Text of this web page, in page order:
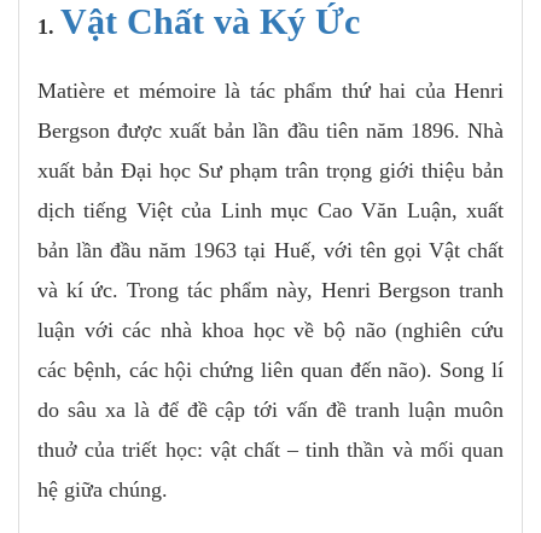
1. Vật Chất và Ký Ức
Matière et mémoire là tác phẩm thứ hai của Henri
Bergson được xuất bản lần đầu tiên năm 1896. Nhà
xuất bản Đại học Sư phạm trân trọng giới thiệu bản
dịch tiếng Việt của Linh mục Cao Văn Luận, xuất
bản lần đầu năm 1963 tại Huế, với tên gọi Vật chất
và kí ức. Trong tác phẩm này, Henri Bergson tranh
luận với các nhà khoa học về bộ não (nghiên cứu
các bệnh, các hội chứng liên quan đến não). Song lí
do sâu xa là để đề cập tới vấn đề tranh luận muôn
thuở của triết học: vật chất – tinh thần và mối quan
hệ giữa chúng.